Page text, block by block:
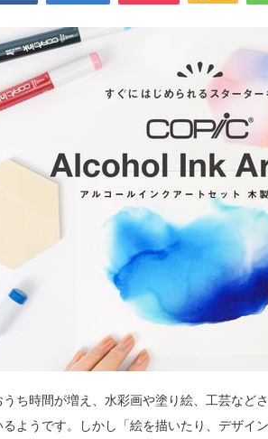
うち時間が増え、水彩画や塗り絵、工芸など
ようです。しかし「絵を描いたり、デザイ